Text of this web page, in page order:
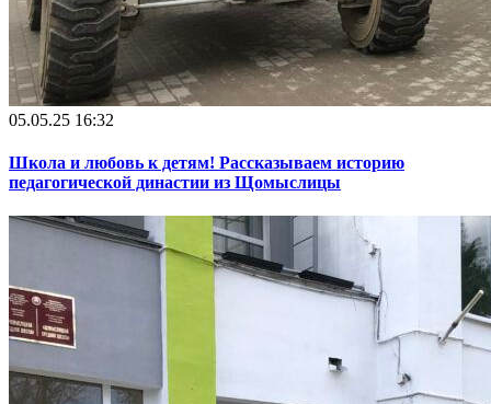
05.05.25 16:32
Школа и любовь к детям! Рассказываем историю
педагогической династии из Щомыслицы